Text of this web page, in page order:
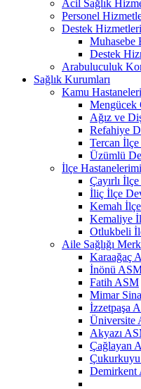
Acil Sağlık
Personel
Destek Hizmetleri
Muhasebe
Destek
Arabuluculuk
Sağlık Kurumları
Kamu Hastaneleri
Mengücek
Ağız ve
Refahiye
Tercan
Üzümlü
İlçe
Çayırlı
İliç İlçe
Kemah
Kemaliye
Otlukbeli
Aile Sağlığı
Karaağaç
İnönü
Fatih ASM
Mimar
İzzetpaşa
Üniversite
Akyazı
Çağlayan
Demirkent